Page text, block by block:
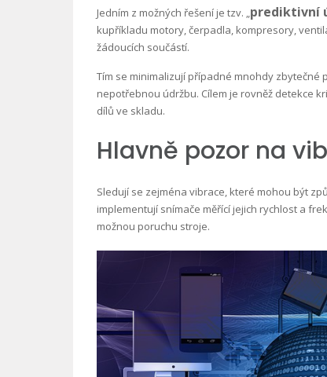
Jedním z možných řešení je tzv. „ prediktivní
kupříkladu motory, čerpadla, kompresory,
žádoucích součástí.
Tím se minimalizují případné mnohdy
nepotřebnou údržbu. Cílem je rovněž detekce
dílů ve skladu.
Hlavně pozor na
Sledují se zejména vibrace, které mohou být
implementují snímače měřící jejich rychlost a
možnou poruchu stroje.